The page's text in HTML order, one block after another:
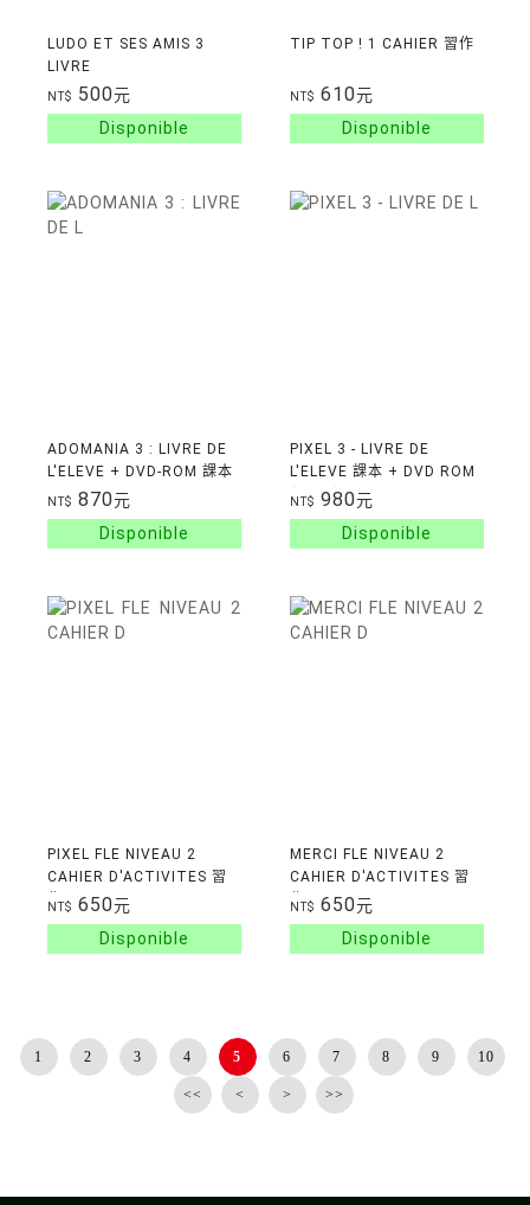
LUDO ET SES AMIS 3
LIVRE
NT$ 500元
TIP TOP ! 1 CAHIER 習作
NT$ 610元
ADOMANIA 3 : LIVRE DE
L'ELEVE + DVD-ROM 課本
NT$ 870元
PIXEL 3 - LIVRE DE
L'ELEVE 課本 + DVD ROM
(2016)
NT$ 980元
PIXEL FLE NIVEAU 2
CAHIER D'ACTIVITES 習
作 2016
NT$ 650元
MERCI FLE NIVEAU 2
CAHIER D'ACTIVITES 習
作
NT$ 650元
1 2 3 4 5 6 7 8 9 10
<< < > >>